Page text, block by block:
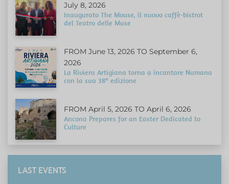
July 8, 2026
Inaugurato The Mouse, il nuovo caffè-bistrot
del Teatro delle Muse
FROM June 13, 2026 TO September 6,
2026
La Riviera Artigiana torna a incantare Numana
con la sua 38ª edizione
FROM April 5, 2026 TO April 6, 2026
Ancona Prepares for an Easter Dedicated to
Culture
LAST EVENTS